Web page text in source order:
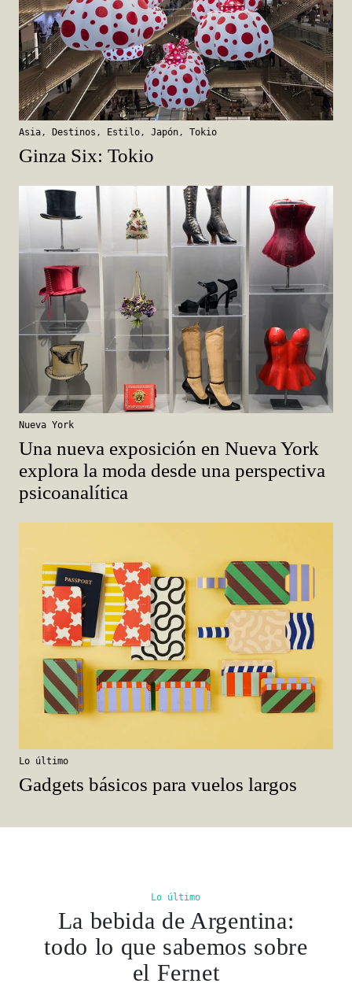
Asia, Destinos , Estilo, Japón, Tokio
Ginza Six: Tokio
Nueva York
Una nueva exposición en Nueva York
explora la moda desde una perspectiva
psicoanalítica
Lo último
Gadgets básicos para vuelos largos
Lo último
La bebida de Argentina:
todo lo que sabemos sobre
el Fernet